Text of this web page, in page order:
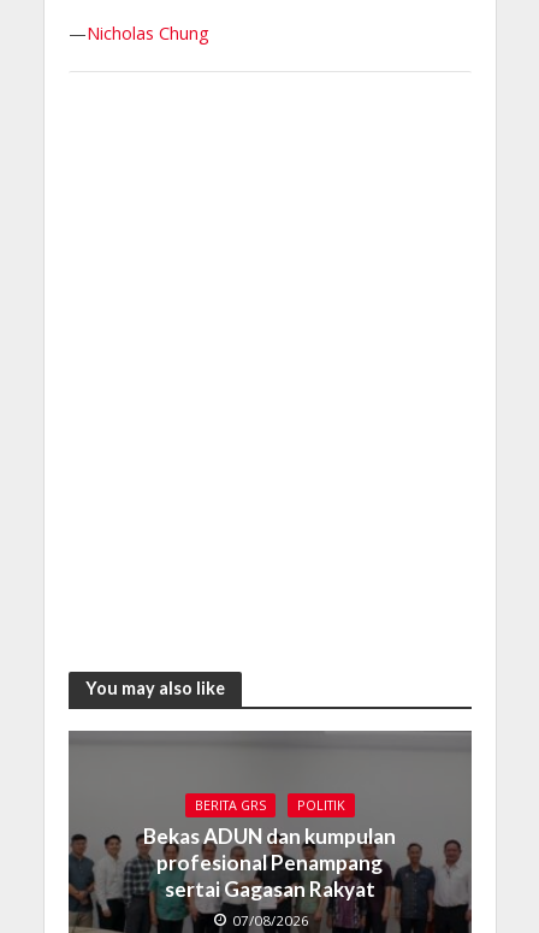
—Nicholas Chung
You may also like
BERITA GRS POLITIK
Bekas ADUN dan kumpulan
profesional Penampang
sertai Gagasan Rakyat
07/08/2026